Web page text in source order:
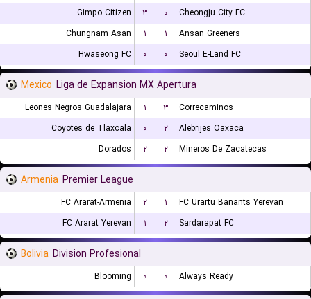
Gimpo Citizen
۳ ۰
Cheongju City FC
Chungnam Asan
۱ ۱
Ansan Greeners
Hwaseong FC
۰ ۰ Seoul E-Land FC
Mexico Liga de Expansion MX Apertura
Leones Negros Guadalajara ۱ ۳
Correcaminos
Coyotes de Tlaxcala
۰ ۲
Alebrijes Oaxaca
Dorados
۲ ۲ Mineros De Zacatecas
Armenia Premier League
FC Ararat-Armenia ۲ ۱
FC Urartu Banants Yerevan
FC Ararat Yerevan
۱ ۲ Sardarapat FC
Bolivia Division Profesional
Blooming ۰ ۰ Always Ready